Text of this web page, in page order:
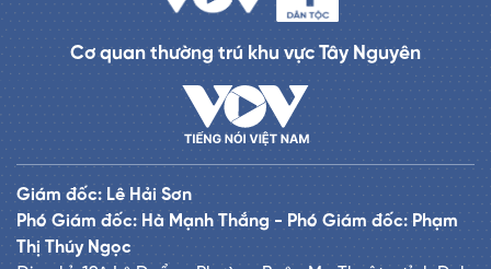
Cơ quan thường trú khu vực Tây Nguyên
Giám đốc: Lê Hải Sơn
Phó Giám đốc: Hà Mạnh Thắng - Phó Giám đốc: Phạm
Thị Thúy Ngọc